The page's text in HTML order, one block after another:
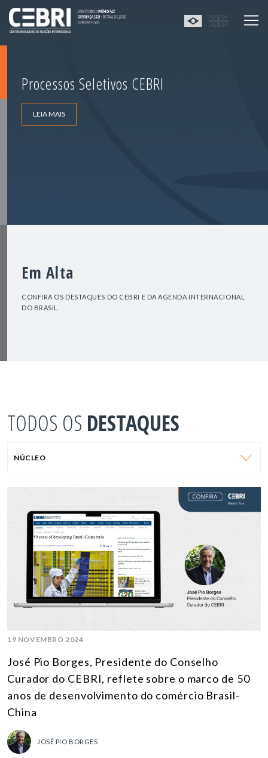
Processos Seletivos CEBRI
LEIA MAIS
Em Alta
CONFIRA OS DESTAQUES DO CEBRI E DA AGENDA INTERNACIONAL
DO BRASIL.
TODOS OS DESTAQUES
NÚCLEO
19 NOVEMBRO 2024
José Pio Borges, Presidente do Conselho
Curador do CEBRI, reflete sobre o marco de 50
anos de desenvolvimento do comércio Brasil-
China
JOSÉ PIO BORGES